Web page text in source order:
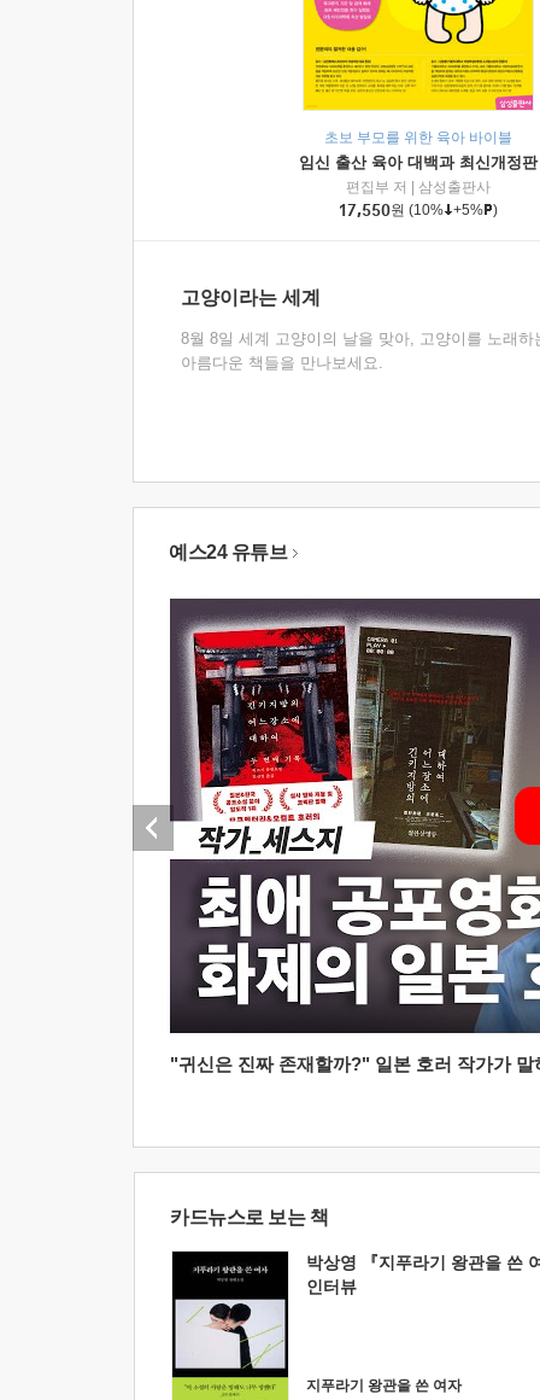
초보 부모를 위한 육아 바이블
임신 출산 육아 대백과 최신개정판
편집부 저
삼성출판사
17,550원 (10% +5% )
고양이라는 세계
8월 8일 세계 고양이의 날을 맞아, 고양이를 노래하
아름다운 책들을 만나보세요.
예스24 유튜브
"귀신은 진짜 존재할까?" 일본 호러 작가가
카드뉴스로 보는 책
박상영 『지푸라기 왕관을 쓴
인터뷰
지푸라기 왕관을 쓴 여자